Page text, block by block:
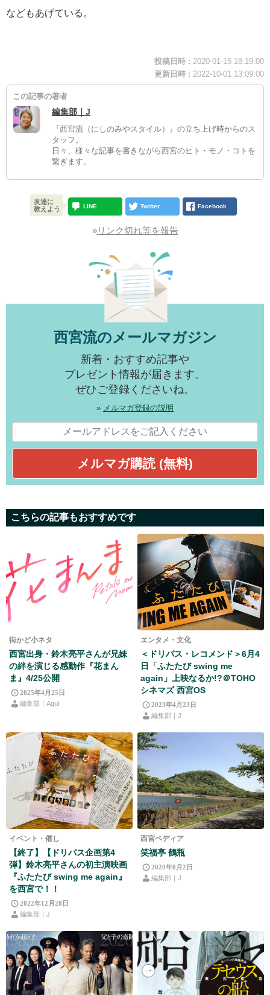
などもあげている。
投稿日時 : 2020-01-15 18:19:00
更新日時 : 2022-10-01 13:09:00
この記事の著者
編集部｜J
『西宮流（にしのみやスタイル）』の立ち上げ時からのス
タッフ。
日々、様々な記事を書きながら西宮のヒト・モノ・コトを
繋ぎます。
友達に
教えよう
LINE Twitter Facebook
»リンク切れ等を報告
西宮流のメールマガジン
新着・おすすめ記事や
プレゼント情報が届きます。
ぜひご登録くださいね。
» メルマガ登録の説明
こちらの記事もおすすめです
街かど小ネタ
西宮出身・鈴木亮平さんが兄妹
の絆を演じる感動作『花まん
ま』4/25公開
2025年4月25日
編集部｜Aqui
エンタメ・文化
＜ドリパス・レコメンド＞6月4
日「ふたたび swing me
again」上映なるか!?＠TOHO
シネマズ 西宮OS
2023年4月23日
編集部｜J
イベント・催し
【終了】【ドリパス企画第4
弾】鈴木亮平さんの初主演映画
『ふたたび swing me again』
を西宮で！！
2022年12月28日
編集部｜J
西宮ペディア
笑福亭 鶴瓶
2020年8月2日
編集部｜J